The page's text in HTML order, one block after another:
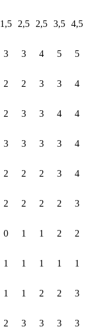
1,5 2,5 2,5 3,5 4,5
3 3 4 5 5
2 2 3 3 4
2 3 3 4 4
3 3 3 3 4
2 2 2 3 4
2 2 2 2 3
0 1 1 2 2
1 1 1 1 1
1 1 2 2 3
2 3 3 3 3